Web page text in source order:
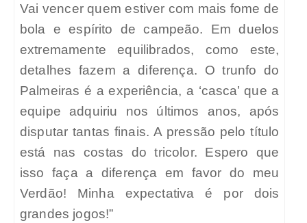
Vai vencer quem estiver com mais fome de
bola e espírito de campeão. Em duelos
extremamente equilibrados, como este,
detalhes fazem a diferença. O trunfo do
Palmeiras é a experiência, a ‘casca’ que a
equipe adquiriu nos últimos anos, após
disputar tantas finais. A pressão pelo título
está nas costas do tricolor. Espero que
isso faça a diferença em favor do meu
Verdão! Minha expectativa é por dois
grandes jogos!”